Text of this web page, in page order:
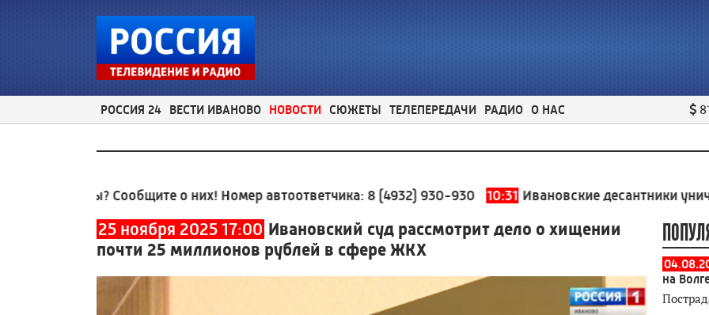
РОССИЯ 24 ВЕСТИ ИВАНОВО НОВОСТИ СЮЖЕТЫ ТЕЛЕПЕРЕДАЧИ РАДИО О НАС
Сообщите о них! Номер автоответчика:8 (4932) 930-930 10:31 Ивановские десантники
25 ноября 2025 17:00 Ивановский суд рассмотрит дело о хищении
почти 25 миллионов рублей в сфере ЖКХ
на